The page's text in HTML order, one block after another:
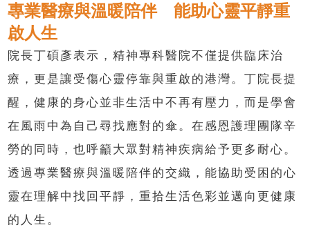
專業醫療與溫暖陪伴 能助心靈平靜重
啟人生
院長丁碩彥表示，精神專科醫院不僅提供臨床治
療，更是讓受傷心靈停靠與重啟的港灣。丁院長提
醒，健康的身心並非生活中不再有壓力，而是學會
在風雨中為自己尋找應對的傘。在感恩護理團隊辛
勞的同時，也呼籲大眾對精神疾病給予更多耐心。
透過專業醫療與溫暖陪伴的交織，能協助受困的心
靈在理解中找回平靜，重拾生活色彩並邁向更健康
的人生。